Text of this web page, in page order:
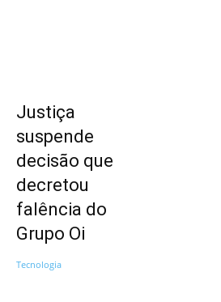
Justiça
suspende
decisão que
decretou
falência do
Grupo Oi
Tecnologia